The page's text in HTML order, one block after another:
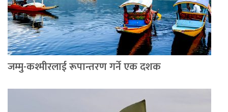
जम्मु-कश्मीरलाई रूपान्तरण गर्ने एक दशक